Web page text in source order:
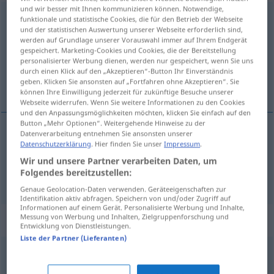
einstweilen adv
Übersicht aller Übersetzungen
(Für mehr Details die Übersetzung anklicken/antippen)
pour le moment, pendant ce temps-là
pour lemoment einstweilen(≈ vorläufig)
pendantce temps-là einstweilen
Synonyme für "einstweilen"
vorübergehend,vorläufig (Hauptform),einstweilig
und wir besser mit Ihnen kommunizieren können. Notwendige,
funktionale und statistische Cookies, die für den Betrieb der Webseite
und der statistischen Auswertung unserer Webseite erforderlich sind,
werden auf Grundlage unserer Vorauswahl immer auf Ihrem Endgerät
gespeichert. Marketing-Cookies und Cookies, die der Bereitstellung
personalisierter Werbung dienen, werden nur gespeichert, wenn Sie uns
durch einen Klick auf den „Akzeptieren“-Button Ihr Einverständnis
geben. Klicken Sie ansonsten auf „Fortfahren ohne Akzeptieren“. Sie
können Ihre Einwilligung jederzeit für zukünftige Besuche unserer
Webseite widerrufen. Wenn Sie weitere Informationen zu den Cookies
und den Anpassungsmöglichkeiten möchten, klicken Sie einfach auf den
Button „Mehr Optionen“. Weitergehende Hinweise zu der
Datenverarbeitung entnehmen Sie ansonsten unserer
Datenschutzerklärung . Hier finden Sie unserImpressum
Wir und unsere Partner verarbeiten Daten, um
Folgendes bereitzustellen:
Genaue Geolocation-Daten verwenden. Geräteeigenschaften zur
Identifikation aktiv abfragen. Speichern von und/oder Zugriff auf
Informationen auf einem Gerät. Personalisierte Werbung und Inhalte,
Messung von Werbung und Inhalten, Zielgruppenforschung und
Entwicklung von Dienstleistungen.
Liste der Partner (Lieferanten)